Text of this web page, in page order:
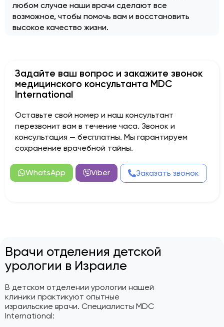
любом случае наши врачи сделают все
возможное, чтобы помочь вам и восстановить
высокое качество жизни.
Задайте ваш вопрос и закажите звонок
медицинского консультанта MDC
International
Оставьте свой номер и наш консультант
перезвонит вам в течение часа. Звонок и
консультация — бесплатны. Мы гарантируем
сохранение врачебной тайны.
WhatsApp Viber Заказать звонок
Врачи отделения детской
урологии в Израиле
В детском отделении урологии нашей
клиники практикуют опытные
израильские врачи. Специалисты MDC
International: